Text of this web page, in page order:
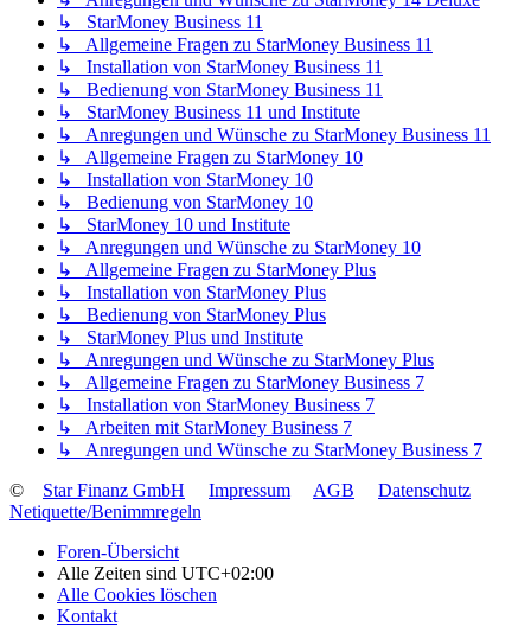
↳ StarMoney Business 11
↳ Allgemeine Fragen zu StarMoney Business 11
↳ Installation von StarMoney Business 11
↳ Bedienung von StarMoney Business 11
↳ StarMoney Business 11 und Institute
↳ Anregungen und Wünsche zu StarMoney Business 11
↳ Allgemeine Fragen zu StarMoney 10
↳ Installation von StarMoney 10
↳ Bedienung von StarMoney 10
↳ StarMoney 10 und Institute
↳ Anregungen und Wünsche zu StarMoney 10
↳ Allgemeine Fragen zu StarMoney Plus
↳ Installation von StarMoney Plus
↳ Bedienung von StarMoney Plus
↳ StarMoney Plus und Institute
↳ Anregungen und Wünsche zu StarMoney Plus
↳ Allgemeine Fragen zu StarMoney Business 7
↳ Installation von StarMoney Business 7
↳ Arbeiten mit StarMoney Business 7
↳ Anregungen und Wünsche zu StarMoney Business 7
©
Star Finanz GmbH Impressum AGB
Datenschutz
Netiquette/Benimmregeln
Foren-Übersicht
Alle Zeiten sind UTC+02:00
Alle Cookies löschen
Kontakt